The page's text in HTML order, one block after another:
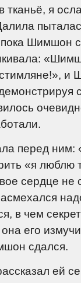
тканьё, я
пока Шимшон
и
перед ним:
«я люблю
сердце не
в чем
его
сдался.
ей